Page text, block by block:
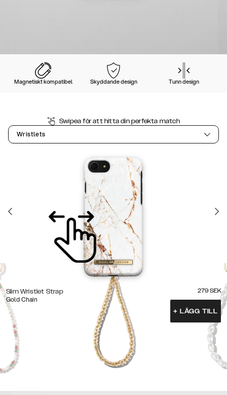
Magnetiskt kompatibel Skyddande design Tunn design
Swipea för att hitta din perfekta match
Wristlets
Slim Wristlet Strap
Gold Chain
279 SEK
+ LÄGG TILL